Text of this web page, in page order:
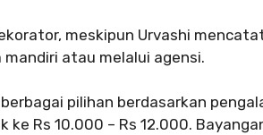
meskipun Urvashi
atau melalui agensi.
pilihan berdasarkan
ke Rs 10.000 – Rs 12.000.